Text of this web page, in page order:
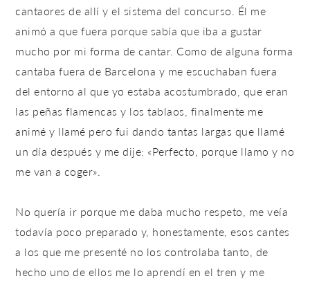
cantaores de allí y el sistema del concurso. Él me
animó a que fuera porque sabía que iba a gustar
mucho por mi forma de cantar. Como de alguna forma
cantaba fuera de Barcelona y me escuchaban fuera
del entorno al que yo estaba acostumbrado, que eran
las peñas flamencas y los tablaos, finalmente me
animé y llamé pero fui dando tantas largas que llamé
un día después y me dije: «Perfecto, porque llamo y no
me van a coger».
No quería ir porque me daba mucho respeto, me veía
todavía poco preparado y, honestamente, esos cantes
a los que me presenté no los controlaba tanto, de
hecho uno de ellos me lo aprendí en el tren y me